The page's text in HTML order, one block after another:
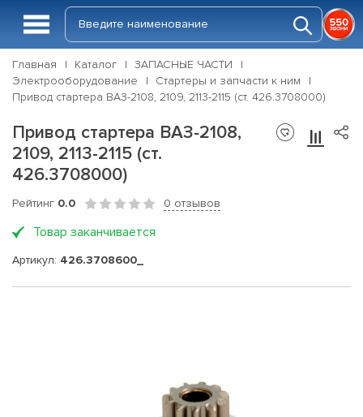
Главная Каталог
ЗАПАСНЫЕ ЧАСТИ
Электрооборудование
Стартеры и запчасти к ним
Привод стартера ВАЗ-2108, 2109, 2113-2115 (ст. 426.3708000)
Привод стартера ВАЗ-2108,
2109, 2113-2115 (ст.
426.3708000)
Рейтинг 0.0 0 отзывов
Товар заканчивается
Артикул: 426.3708600_